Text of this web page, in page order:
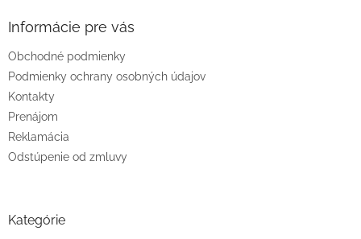
Informácie pre vás
Obchodné podmienky
Podmienky ochrany osobných údajov
Kontakty
Prenájom
Reklamácia
Odstúpenie od zmluvy
Kategórie